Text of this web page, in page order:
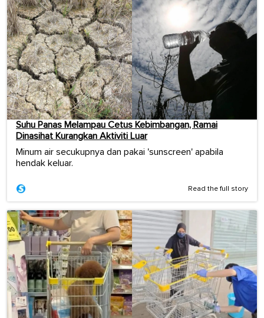
Suhu Panas Melampau Cetus Kebimbangan, Ramai
Dinasihat Kurangkan Aktiviti Luar
Minum air secukupnya dan pakai 'sunscreen' apabila
hendak keluar.
Read the full story